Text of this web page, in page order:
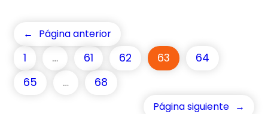
← Página anterior
1 … 61 62 63
64
65
… 68
Página siguiente →